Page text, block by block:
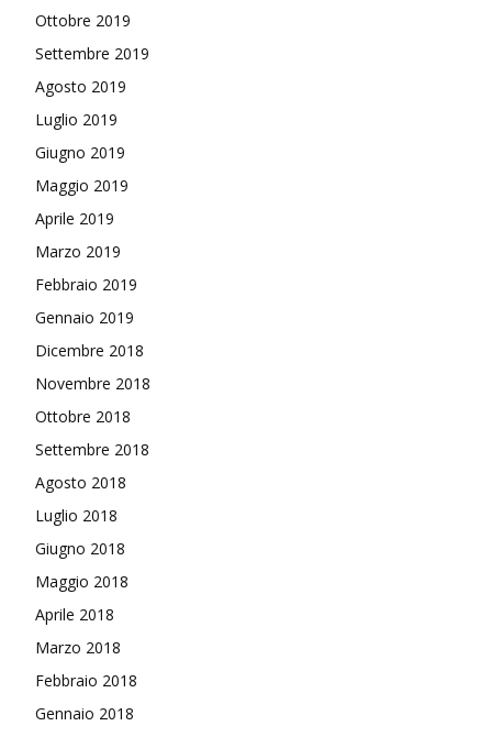
Ottobre 2019
Settembre 2019
Agosto 2019
Luglio 2019
Giugno 2019
Maggio 2019
Aprile 2019
Marzo 2019
Febbraio 2019
Gennaio 2019
Dicembre 2018
Novembre 2018
Ottobre 2018
Settembre 2018
Agosto 2018
Luglio 2018
Giugno 2018
Maggio 2018
Aprile 2018
Marzo 2018
Febbraio 2018
Gennaio 2018